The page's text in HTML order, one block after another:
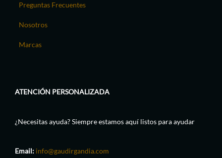
Preguntas Frecuentes
Nosotros
Marcas
ATENCIÓN PERSONALIZADA
¿Necesitas ayuda? Siempre estamos aquí listos para ayudar
Email: info@gaudirgandia.com